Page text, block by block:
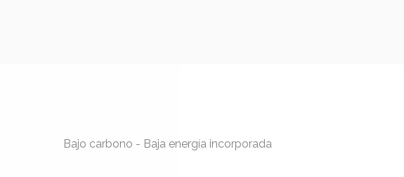
Bajo carbono - Baja energía incorporada